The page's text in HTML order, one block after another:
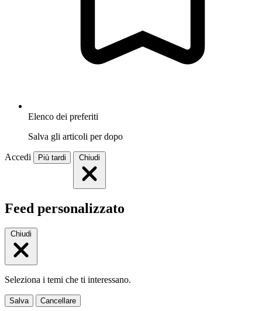
Elenco dei preferiti
Salva gli articoli per dopo
Accedi Più tardi Chiudi
Feed personalizzato
Chiudi
Seleziona i temi che ti interessano.
Salva Cancellare